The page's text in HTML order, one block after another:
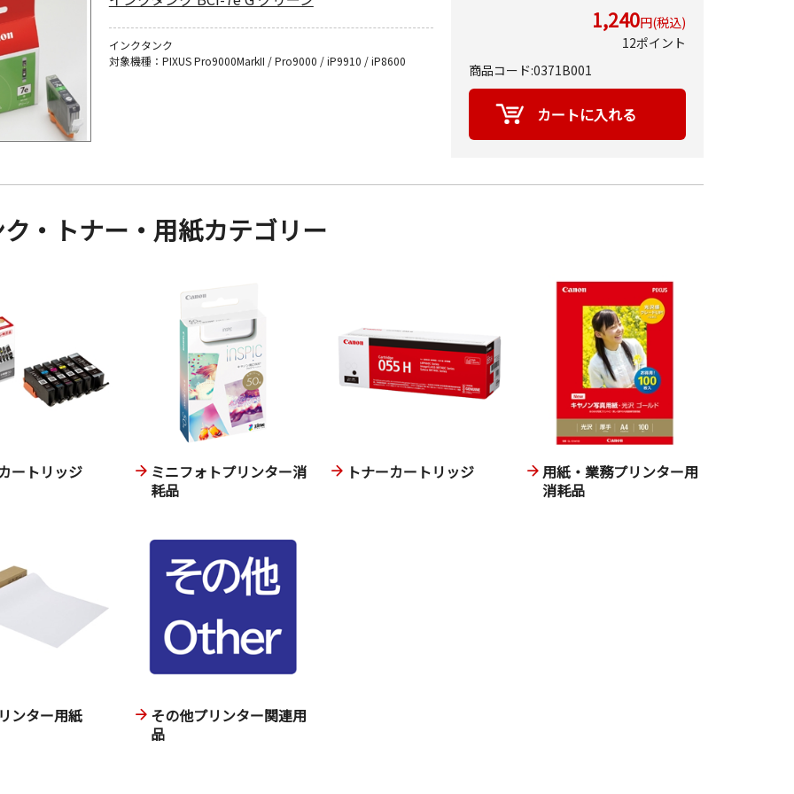
インクタンク
対象機種：PIXUS Pro9000MarkII / Pro9000 / iP9910 / iP8600
1,240円(税込)
12ポイント
商品コード:0371B001
・トナー・用紙カテゴリー
ートリッジ
ミニフォトプリンター消
耗品
トナーカートリッジ
用紙・業務プリンター用
消耗品
ンター用紙
その他プリンター関連用
品